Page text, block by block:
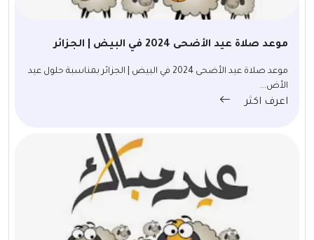
موعد صلاة عيد الأضحى 2024 في البيض | الجزائر
موعد صلاة عيد الأضحى 2024 في البيض | الجزائر بمناسبة حلول عيد
الأض...
اعرف اكثر